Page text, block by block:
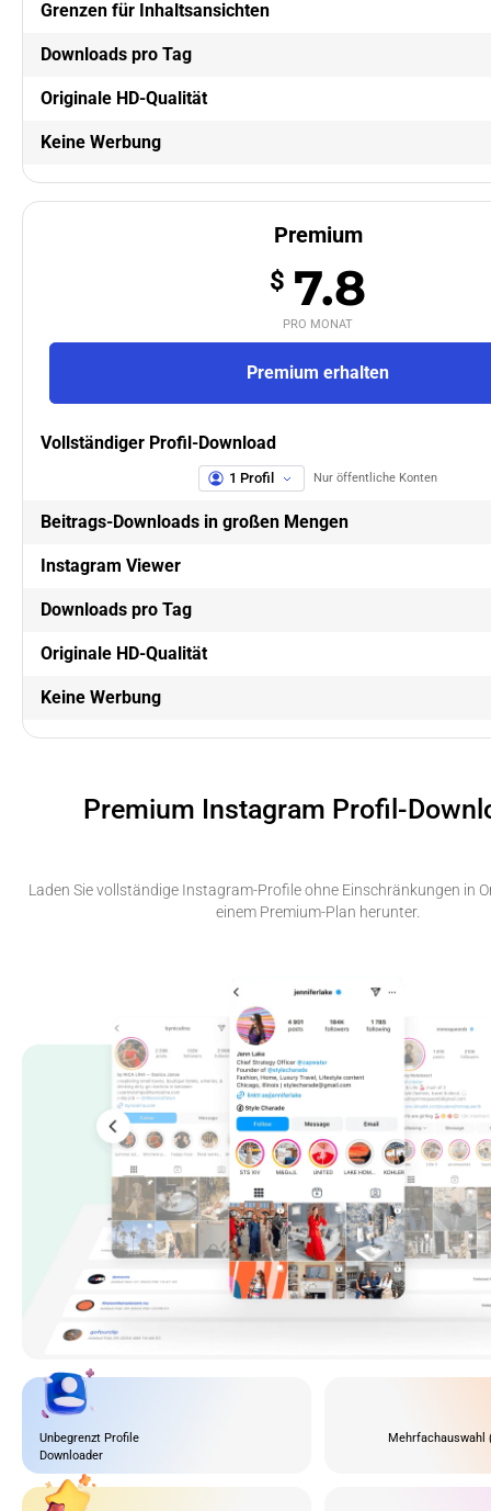
Grenzen für Inhaltsansichten
Downloads pro Tag
Originale HD-Qualität
Keine Werbung
Premium
$ 7.8
PRO MONAT
Premium erhalten
Vollständiger Profil-Download
1 Profil Nur öffentliche Konten
Beitrags-Downloads in großen Mengen
Instagram Viewer
Downloads pro Tag
Originale HD-Qualität
Keine Werbung
Premium Instagram Profil-
Laden Sie vollständige Instagram-Profile ohne Einschränkungen in
einem Premium-Plan herunter.
Unbegrenzt Profile
Downloader
Mehrfachauswahl